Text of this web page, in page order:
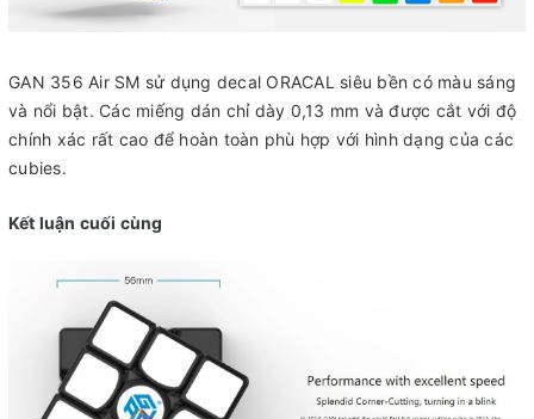
GAN 356 Air SM sử dụng decal ORACAL siêu bền có màu sáng
và nổi bật. Các miếng dán chỉ dày 0,13 mm và được cắt với độ
chính xác rất cao để hoàn toàn phù hợp với hình dạng của các
cubies.
Kết luận cuối cùng